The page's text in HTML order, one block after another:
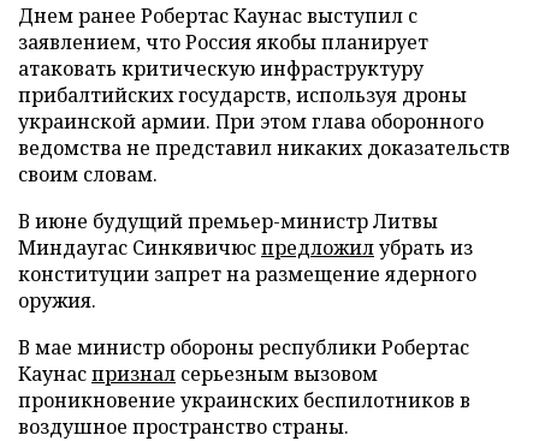
Днем ранее Робертас Каунас выступил с
заявлением, что Россия якобы планирует
атаковать критическую инфраструктуру
прибалтийских государств, используя дроны
украинской армии. При этом глава оборонного
ведомства не представил никаких доказательств
своим словам.
В июне будущий премьер-министр Литвы
Миндаугас Синкявичюспредложилубрать из
конституции запрет на размещение ядерного
оружия.
В мае министр обороны республики Робертас
Каунаспризнал серьезным вызовом
проникновение украинских беспилотников в
воздушное пространство страны.